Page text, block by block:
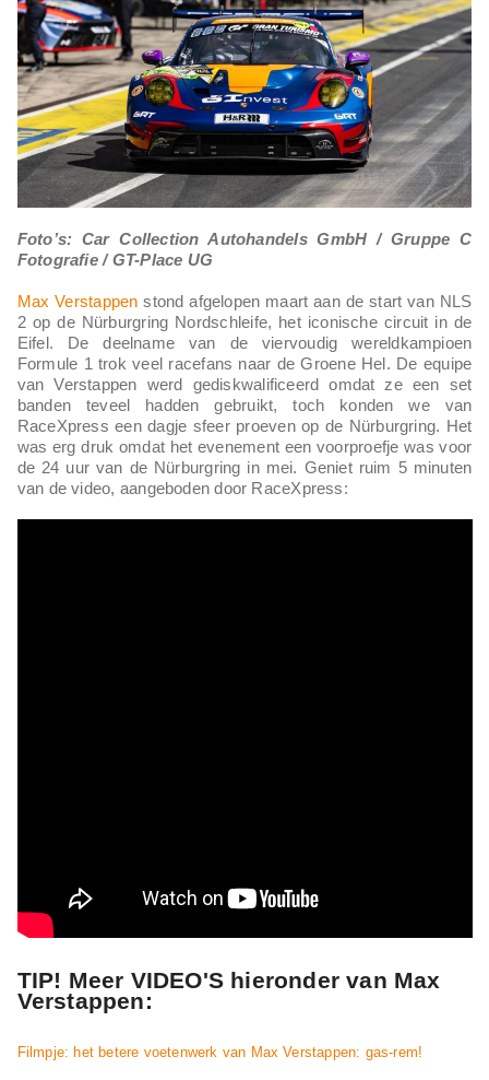
Foto’s: Car Collection Autohandels GmbH / Gruppe C
Fotografie / GT-Place UG
Max Verstappen stond afgelopen maart aan de start van NLS
2 op de Nürburgring Nordschleife, het iconische circuit in de
Eifel. De deelname van de viervoudig wereldkampioen
Formule 1 trok veel racefans naar de Groene Hel. De equipe
van Verstappen werd gediskwalificeerd omdat ze een set
banden teveel hadden gebruikt, toch konden we van
RaceXpress een dagje sfeer proeven op de Nürburgring. Het
was erg druk omdat het evenement een voorproefje was voor
de 24 uur van de Nürburgring in mei. Geniet ruim 5 minuten
van de video, aangeboden door RaceXpress:
TIP! Meer VIDEO'S hieronder van Max
Verstappen:
Filmpje: het betere voetenwerk van Max Verstappen: gas-rem!